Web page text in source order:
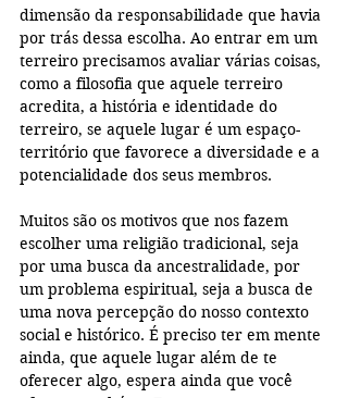
dimensão da responsabilidade que havia
por trás dessa escolha. Ao entrar em um
terreiro precisamos avaliar várias coisas,
como a filosofia que aquele terreiro
acredita, a história e identidade do
terreiro, se aquele lugar é um espaço-
território que favorece a diversidade e a
potencialidade dos seus membros.
Muitos são os motivos que nos fazem
escolher uma religião tradicional, seja
por uma busca da ancestralidade, por
um problema espiritual, seja a busca de
uma nova percepção do nosso contexto
social e histórico. É preciso ter em mente
ainda, que aquele lugar além de te
oferecer algo, espera ainda que você